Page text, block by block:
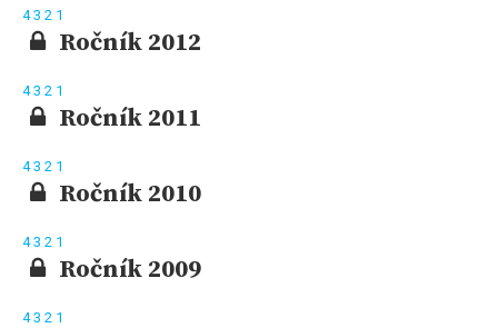
43 2 1
Ročník 2012
43 2 1
Ročník 2011
43 2 1
Ročník 2010
43 2 1
Ročník 2009
43 2 1